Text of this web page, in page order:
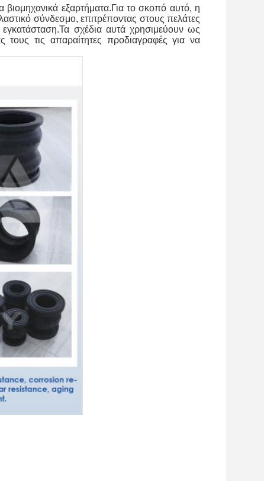
βιομηχανικά εξαρτήματα.Για το σκοπό αυτό, η
σύνδεσμο, επιτρέποντας στους πελάτες
Τα σχέδια αυτά χρησιμεύουν ως
τους τις απαραίτητες προδιαγραφές για να